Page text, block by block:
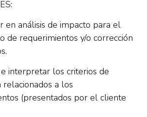
en análisis de impacto para el
de requerimientos y/o corrección
interpretar los criterios de
relacionados a los
(presentados por el cliente